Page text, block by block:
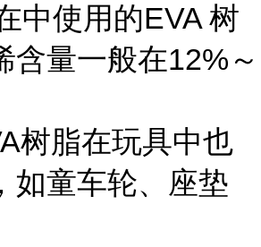
中使用的EVA 树
含量一般在12%～
树脂在玩具中也
如童车轮、座垫